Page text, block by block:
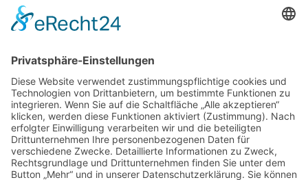
mC1
mC1 für die Oberliga 2026/27 qualifiziert
Berichte zu den Qualifikationsrunden